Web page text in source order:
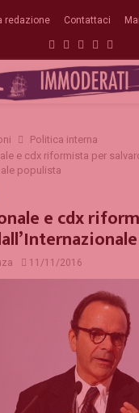
redazione Contattaci
Facebook
TwitterInstagram
Linkedin
Email
Politica interna
e cdx riformista per
populista
e cdx
11/11/2016